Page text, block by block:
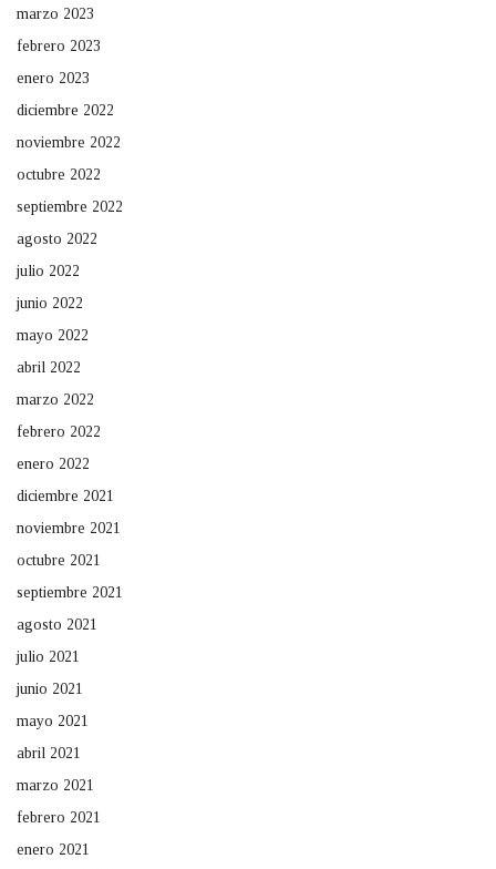
marzo 2023
febrero 2023
enero 2023
diciembre 2022
noviembre 2022
octubre 2022
septiembre 2022
agosto 2022
julio 2022
junio 2022
mayo 2022
abril 2022
marzo 2022
febrero 2022
enero 2022
diciembre 2021
noviembre 2021
octubre 2021
septiembre 2021
agosto 2021
julio 2021
junio 2021
mayo 2021
abril 2021
marzo 2021
febrero 2021
enero 2021